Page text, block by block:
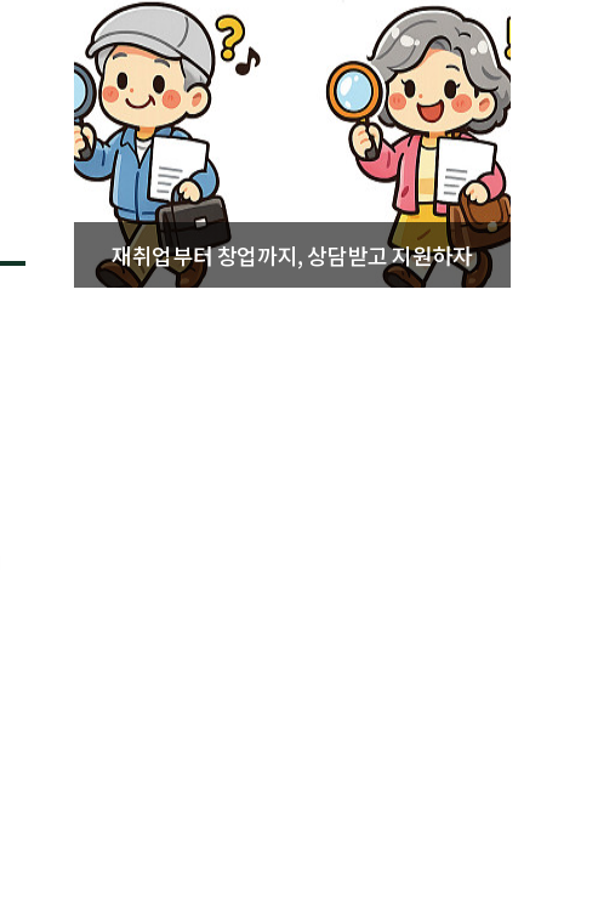
재취업부터 창업까지, 상담받고 지원하자